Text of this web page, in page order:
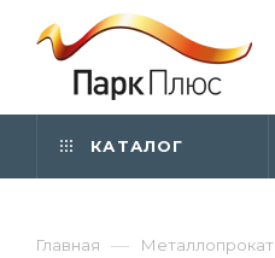
КАТАЛОГ
Главная — Металлопрокат